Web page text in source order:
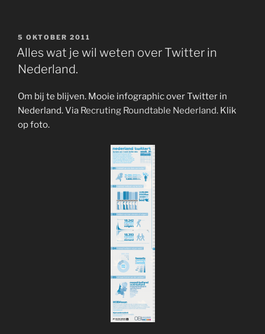
GEPLAATST
OP
5 OKTOBER 2011
Alles wat je wil weten over Twitter in
Nederland.
Om bij te blijven. Mooie infographic over Twitter in
Nederland. Via Recruting Roundtable Nederland. Klik
op foto.